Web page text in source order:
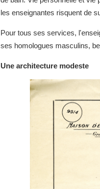
les enseignantes risquent de
Pour tous ses services,
ses homologues masculins,
Une architecture modeste